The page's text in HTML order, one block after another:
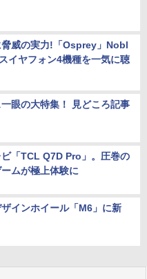
脅威の実力!「Osprey」Nobl
イヤフォン4機種を一気に聴
眼の大特集！ 見どころ記事
「TCL Q7D Pro」。圧巻の
ムが極上体験に
インホイール「M6」に新